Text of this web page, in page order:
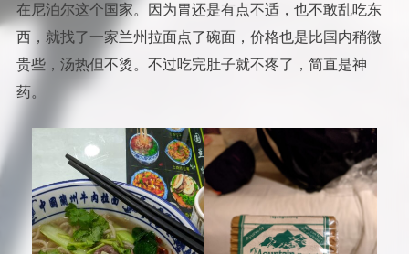
在尼泊尔这个国家。因为胃还是有点不适，也不敢乱吃东
西，就找了一家兰州拉面点了碗面，价格也是比国内稍微
贵些，汤热但不烫。不过吃完肚子就不疼了，简直是神
药。